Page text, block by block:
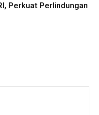
Perkuat Perlindungan